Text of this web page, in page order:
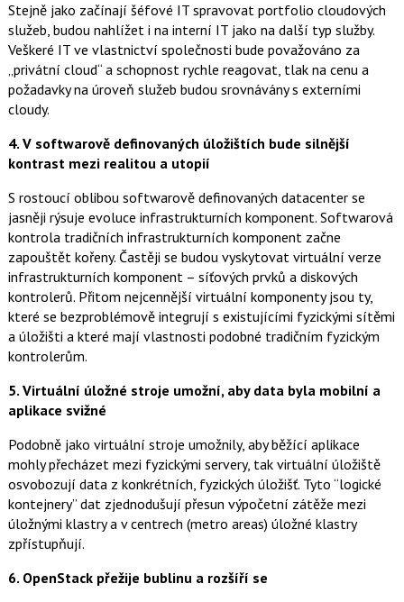
Stejně jako začínají šéfové IT spravovat portfolio cloudových
služeb, budou nahlížet i na interní IT jako na další typ služby.
Veškeré IT ve vlastnictví společnosti bude považováno za
„privátní cloud“ a schopnost rychle reagovat, tlak na cenu a
požadavky na úroveň služeb budou srovnávány s externími
cloudy.
4. V softwarově definovaných úložištích bude silnější
kontrast mezi realitou a utopií
S rostoucí oblibou softwarově definovaných datacenter se
jasněji rýsuje evoluce infrastrukturních komponent. Softwarová
kontrola tradičních infrastrukturních komponent začne
zapouštět kořeny. Častěji se budou vyskytovat virtuální verze
infrastrukturních komponent – síťových prvků a diskových
kontrolerů. Přitom nejcennější virtuální komponenty jsou ty,
které se bezproblémově integrují s existujícími fyzickými sítěmi
a úložišti a které mají vlastnosti podobné tradičním fyzickým
kontrolerům.
5. Virtuální úložné stroje umožní, aby data byla mobilní a
aplikace svižné
Podobně jako virtuální stroje umožnily, aby běžící aplikace
mohly přecházet mezi fyzickými servery, tak virtuální úložiště
osvobozují data z konkrétních, fyzických úložišť. Tyto “logické
kontejnery” dat zjednodušují přesun výpočetní zátěže mezi
úložnými klastry a v centrech (metro areas) úložné klastry
zpřístupňují.
6. OpenStack přežije bublinu a rozšíří se